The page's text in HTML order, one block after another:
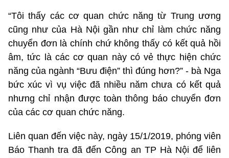
“Tôi thấy các cơ quan chức năng từ Trung ương
cũng như của Hà Nội gần như chỉ làm chức năng
chuyển đơn là chính chứ không thấy có kết quả hồi
âm, tức là các cơ quan này có vẻ thực hiện chức
năng của ngành “Bưu điện” thì đúng hơn?” - bà Nga
bức xúc vì vụ việc đã nhiều năm chưa có kết quả
nhưng chỉ nhận được toàn thông báo chuyển đơn
của các cơ quan chức năng.
Liên quan đến việc này, ngày 15/1/2019, phóng viên
Báo Thanh tra đã đến Công an TP Hà Nội để liên